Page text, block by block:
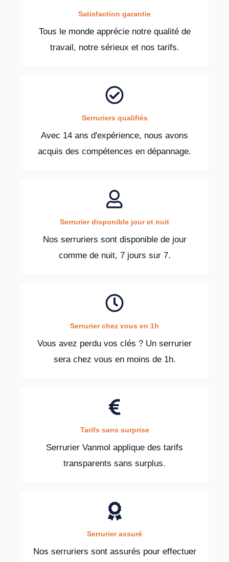
Satisfaction garantie
Tous le monde apprécie notre qualité de
travail, notre sérieux et nos tarifs.
Serruriers qualifiés
Avec 14 ans d'expérience, nous avons
acquis des compétences en dépannage.
Serrurier disponible jour et nuit
Nos serruriers sont disponible de jour
comme de nuit, 7 jours sur 7.
Serrurier chez vous en 1h
Vous avez perdu vos clés ? Un serrurier
sera chez vous en moins de 1h.
Tarifs sans surprise
Serrurier Vanmol applique des tarifs
transparents sans surplus.
Serrurier assuré
Nos serruriers sont assurés pour effectuer